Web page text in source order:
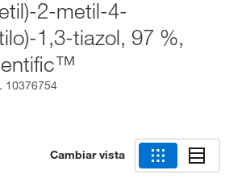
2-metil-4-
1,3-tiazol, 97 %,
10376754
Cambiar vista